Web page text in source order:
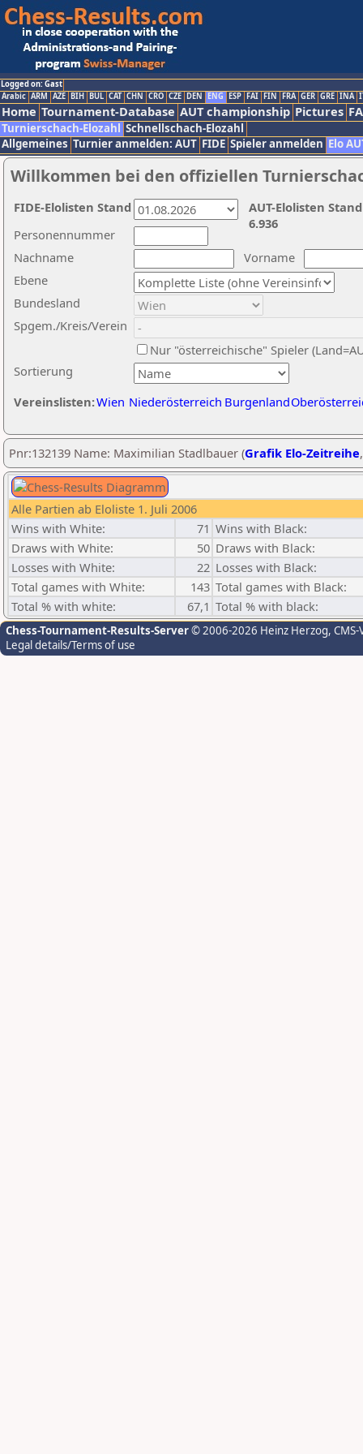
Logged on: Gast
Arabic ARM AZE BIH BUL CAT CHN CRO CZE DEN ENG ESP FAI FIN FRA GER GRE INA
Home Tournament-Database AUT championship Pictures
Turnierschach-Elozahl Schnellschach-Elozahl
Allgemeines Turnier anmelden: AUT FIDE Spieler anmelden Elo
Willkommen bei den offiziellen
Nachname
Vorname
Ebene
Sortierung
Personennummer
Bundesland
Spgem./Kreis/Verein
Nur "österreichische" Spieler
Vereinslisten:Wien Niederösterreich Burgenland
AUT-Elolisten
6.936
FIDE-Elolisten Stand
Pnr:132139 Name: Maximilian Stadlbauer (Grafik Elo-Zeitreihe
Alle Partien ab Eloliste 1. Juli 2006
Wins with White:
71 Wins with Black:
Draws with White:
50 Draws with Black:
Losses with White:
22 Losses with Black:
Total games with White:
143 Total games with Black:
Total % with white:
67,1 Total % with black:
Chess-Tournament-Results-Server© 2006-2026 Heinz Herzog,
Legal details/Terms of use